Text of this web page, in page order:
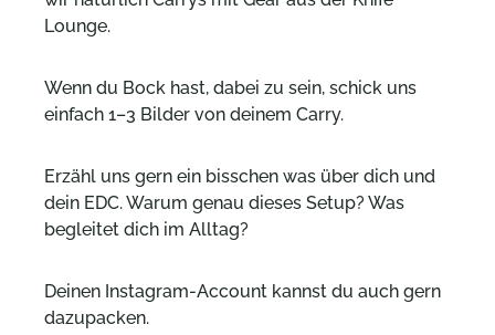
Lounge.
Wenn du Bock hast, dabei zu sein, schick uns
einfach 1–3 Bilder von deinem Carry.
Erzähl uns gern ein bisschen was über dich und
dein EDC. Warum genau dieses Setup? Was
begleitet dich im Alltag?
Deinen Instagram-Account kannst du auch gern
dazupacken.